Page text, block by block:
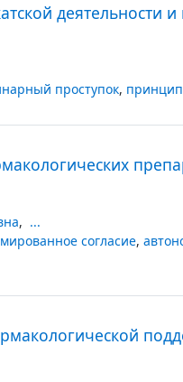
деятельности
проступок,
, ...
согласие,